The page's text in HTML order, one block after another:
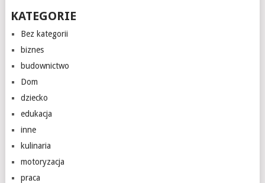
KATEGORIE
Bez kategorii
biznes
budownictwo
Dom
dziecko
edukacja
inne
kulinaria
motoryzacja
praca